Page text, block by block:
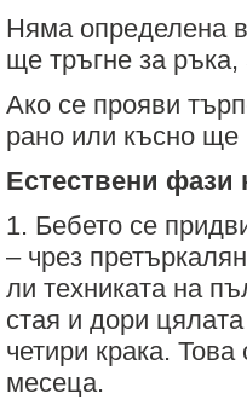
Няма определена
ще тръгне за ръка,
Ако се прояви
рано или късно
Естествени фази
1. Бебето се
– чрез
ли техниката на
стая и дори
четири крака.
месеца.